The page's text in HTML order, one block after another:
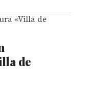
de